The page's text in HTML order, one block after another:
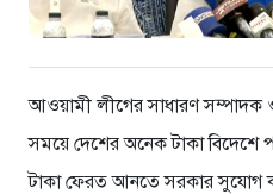
আওয়ামী লীগের সাধারণ সম্পাদক
সময়ে দেশের অনেক টাকা বিদেশে
টাকা ফেরত আনতে সরকার সুযোগ